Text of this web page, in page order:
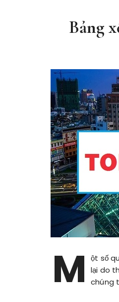
Bảng
M
ột số
lại do
chúng